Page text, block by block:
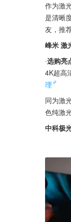
作为激
是清晰
友，推
峰米 激
·选购亮
4K超高
理
同为激
色纯激
中科极